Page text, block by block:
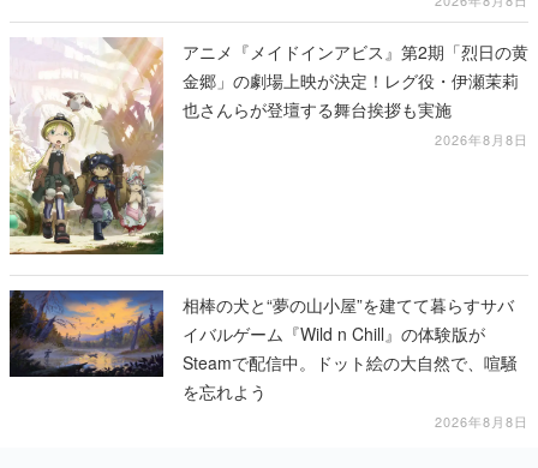
アニメ『メイドインアビス』第2期「烈日の黄
金郷」の劇場上映が決定！レグ役・伊瀬茉莉
也さんらが登壇する舞台挨拶も実施
2026年8月8日
相棒の犬と“夢の山小屋”を建てて暮らすサバ
イバルゲーム『Wild n Chill』の体験版が
Steamで配信中。ドット絵の大自然で、喧騒
を忘れよう
2026年8月8日